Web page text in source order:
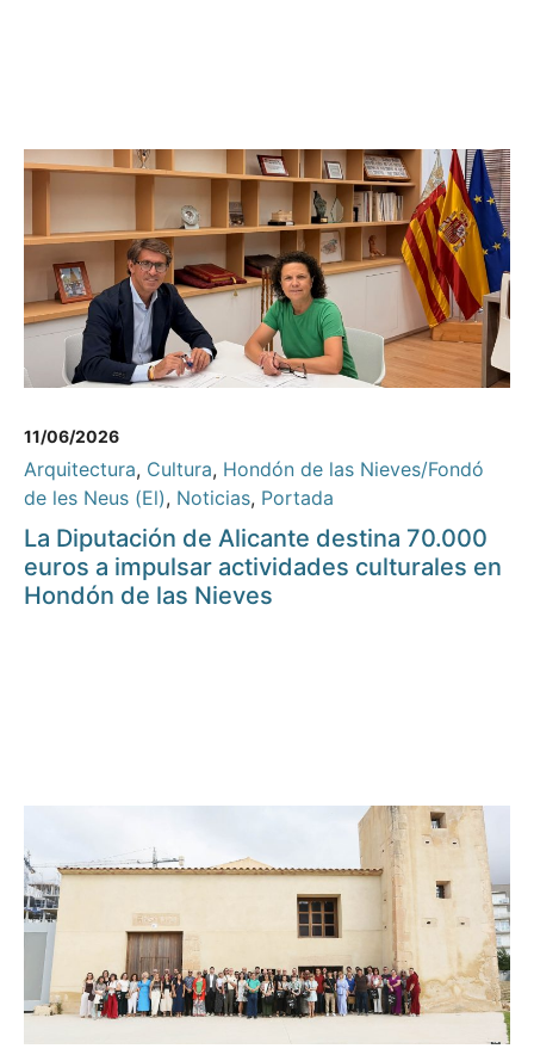
11/06/2026
Arquitectura, Cultura, Hondón de las Nieves/Fondó
de les Neus (El), Noticias, Portada
La Diputación de Alicante destina 70.000
euros a impulsar actividades culturales en
Hondón de las Nieves